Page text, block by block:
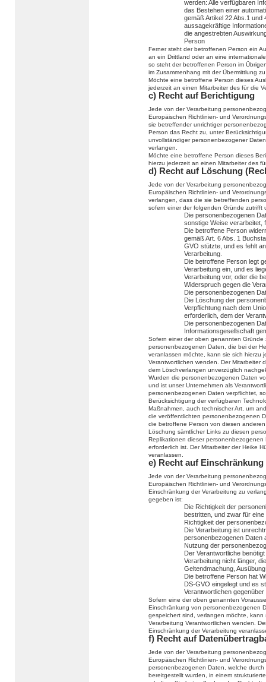
werden: Alle verfügbaren
das Bestehen einer
gemäß Artikel 22 Abs.1
aussagekräftige
die angestrebten
Person
Ferner steht der betroffenen Person ein
an ein Drittland oder an eine
so steht der betroffenen Person im
im Zusammenhang mit der Übermittlung
Möchte eine betroffene Person dieses
jederzeit an einen Mitarbeiter des für die
c) Recht auf Berichtigung
Jede von der Verarbeitung
Europäischen Richtlinien- und
sie betreffender unrichtiger
Person das Recht zu, unter
unvollständiger personenbezogener
verlangen.
Möchte eine betroffene Person dieses
hierzu jederzeit an einen Mitarbeiter des
d) Recht auf Löschung
Jede von der Verarbeitung
Europäischen Richtlinien- und
verlangen, dass die sie betreffenden
sofern einer der folgenden Gründe zutrifft
Die personenbezogenen
sonstige Weise verarbeitet,
Die betroffene Person
gemäß Art. 6 Abs. 1
GVO stützte, und es fehlt
Verarbeitung.
Die betroffene Person legt
Verarbeitung ein, und es
Verarbeitung vor, oder die
Widerspruch gegen die
Die personenbezogenen
Die Löschung der
Verpflichtung nach dem
erforderlich, dem der
Die personenbezogenen
Informationsgesellschaft
Sofern einer der oben genannten
personenbezogenen Daten, die bei der
veranlassen möchte, kann sie sich hierzu
Verantwortlichen wenden. Der Mitarbeiter
dem Löschverlangen unverzüglich
Wurden die personenbezogenen Daten
und ist unser Unternehmen als
personenbezogenen Daten verpflichtet,
Berücksichtigung der verfügbaren
Maßnahmen, auch technischer Art, um
die veröffentlichten personenbezogenen
die betroffene Person von diesen
Löschung sämtlicher Links zu diesen
Replikationen dieser
erforderlich ist. Der Mitarbeiter der Heike
veranlassen.
e) Recht auf
Jede von der Verarbeitung
Europäischen Richtlinien- und
Einschränkung der Verarbeitung zu
gegeben ist:
Die Richtigkeit der
bestritten, und zwar für
Richtigkeit der
Die Verarbeitung ist
personenbezogenen Daten
Nutzung der
Der Verantwortliche
Verarbeitung nicht länger,
Geltendmachung,
Die betroffene Person hat
DS-GVO eingelegt und es
Verantwortlichen
Sofern eine der oben genannten
Einschränkung von personenbezogenen
gespeichert sind, verlangen möchte,
Verarbeitung Verantwortlichen wenden.
Einschränkung der Verarbeitung
f) Recht auf
Jede von der Verarbeitung
Europäischen Richtlinien- und
personenbezogenen Daten, welche
bereitgestellt wurden, in einem